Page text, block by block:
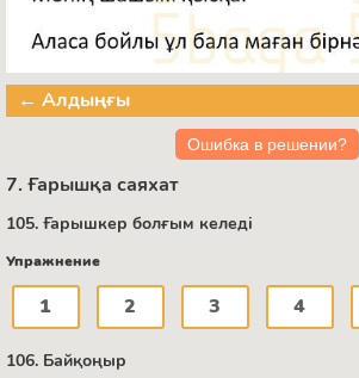
← Алдыңғы
Ошибка в решении?
7. Ғарышқа саяхат
105. Ғарышкер болғым келеді
Упражнение
1 2 3 4
106. Байқоңыр